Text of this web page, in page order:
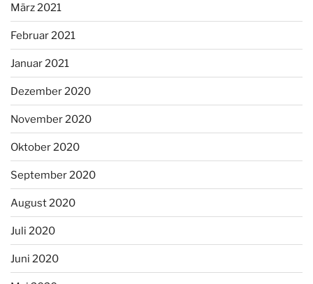
März 2021
Februar 2021
Januar 2021
Dezember 2020
November 2020
Oktober 2020
September 2020
August 2020
Juli 2020
Juni 2020